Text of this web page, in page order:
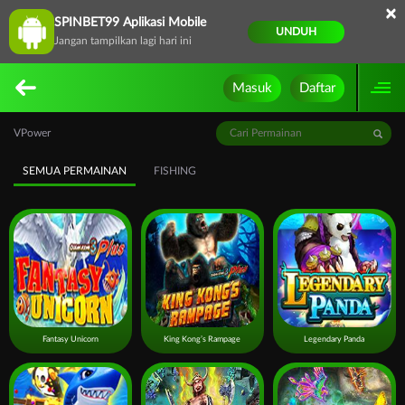
SPINBET99 Aplikasi Mobile
Jangan tampilkan lagi hari ini
UNDUH
×
Masuk Daftar
VPower
SEMUA PERMAINAN FISHING
Fantasy Unicorn King Kong’s Rampage Legendary Panda